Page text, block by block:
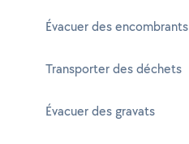
Évacuer des encombrants
Transporter des déchets
Évacuer des gravats